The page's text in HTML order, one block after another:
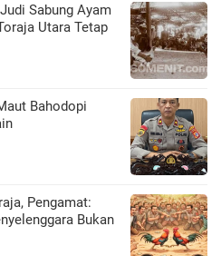
Sabung Ayam
Utara Tetap
Bahodopi
Pengamat:
Bukan